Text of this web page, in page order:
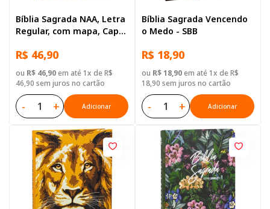
Bíblia Sagrada NAA, Letra
Regular, com mapa, Capa
R$ 46,90
ou R$ 46,90em até 1x de R$
46,90 sem juros no cartão
- + Adicionar
Bíblia Sagrada Vencendo
o Medo - SBB
R$ 18,90
ou R$ 18,90em até 1x de R$
18,90 sem juros no cartão
- + Adicionar